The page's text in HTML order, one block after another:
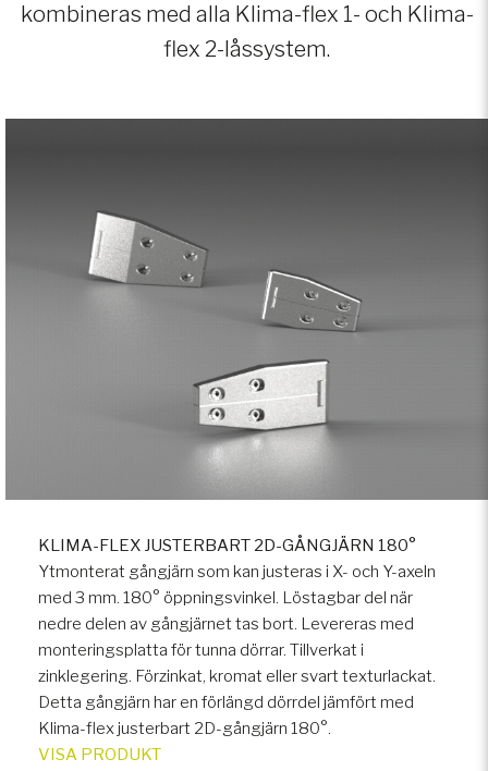
kombineras med alla Klima-flex 1- och Klima-
flex 2-låssystem.
KLIMA-FLEX JUSTERBART 2D-GÅNGJÄRN 180°
Ytmonterat gångjärn som kan justeras i X- och Y-axeln
med 3 mm. 180° öppningsvinkel. Löstagbar del när
nedre delen av gångjärnet tas bort. Levereras med
monteringsplatta för tunna dörrar. Tillverkat i
zinklegering. Förzinkat, kromat eller svart texturlackat.
Detta gångjärn har en förlängd dörrdel jämfört med
Klima-flex justerbart 2D-gångjärn 180°.
VISA PRODUKT